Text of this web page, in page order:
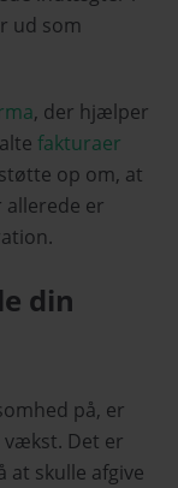
ud som
, der hjælper
fakturaer
op om, at
er
din
på, er
Det er
at skulle afgive